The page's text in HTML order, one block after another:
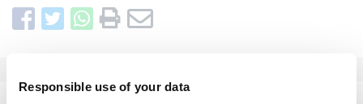
Responsible use of your data